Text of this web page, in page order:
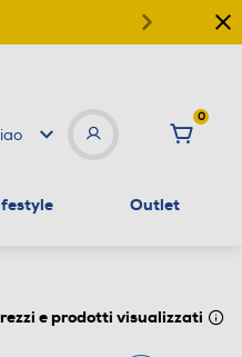
0
Outlet
e prodotti visualizzati